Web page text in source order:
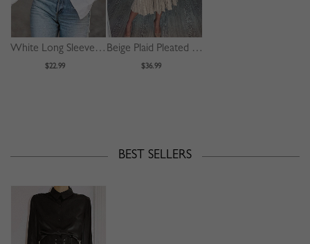
White Long Sleeve Crop Shirt
$22.99
Beige Plaid Pleated Detail Long Sleeve Midi Dress
$36.99
BEST SELLERS